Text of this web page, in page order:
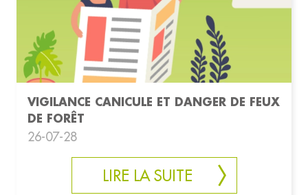
VIGILANCE CANICULE ET DANGER DE FEUX
DE FORÊT
26-07-28
LIRE LA SUITE